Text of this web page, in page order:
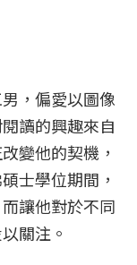
，偏愛以圖像
讀的興趣來自
變他的契機，
士學位期間，
讓他對於不同
關注。